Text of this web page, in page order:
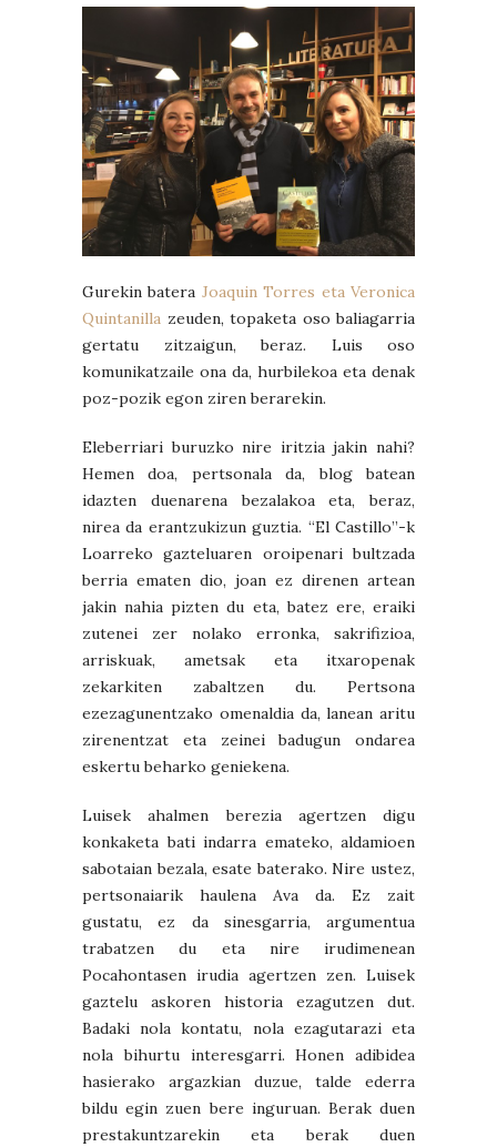
Gurekin batera Joaquin Torres eta Veronica
Quintanilla zeuden, topaketa oso baliagarria
gertatu zitzaigun, beraz. Luis oso
komunikatzaile ona da, hurbilekoa eta denak
poz-pozik egon ziren berarekin.
Eleberriari buruzko nire iritzia jakin nahi?
Hemen doa, pertsonala da, blog batean
idazten duenarena bezalakoa eta, beraz,
nirea da erantzukizun guztia. “El Castillo”-k
Loarreko gazteluaren oroipenari bultzada
berria ematen dio, joan ez direnen artean
jakin nahia pizten du eta, batez ere, eraiki
zutenei zer nolako erronka, sakrifizioa,
arriskuak, ametsak eta itxaropenak
zekarkiten zabaltzen du. Pertsona
ezezagunentzako omenaldia da, lanean aritu
zirenentzat eta zeinei badugun ondarea
eskertu beharko geniekena.
Luisek ahalmen berezia agertzen digu
konkaketa bati indarra emateko, aldamioen
sabotaian bezala, esate baterako. Nire ustez,
pertsonaiarik haulena Ava da. Ez zait
gustatu, ez da sinesgarria, argumentua
trabatzen du eta nire irudimenean
Pocahontasen irudia agertzen zen. Luisek
gaztelu askoren historia ezagutzen dut.
Badaki nola kontatu, nola ezagutarazi eta
nola bihurtu interesgarri. Honen adibidea
hasierako argazkian duzue, talde ederra
bildu egin zuen bere inguruan. Berak duen
prestakuntzarekin eta berak duen